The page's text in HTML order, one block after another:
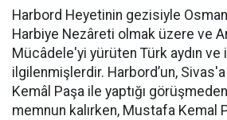
Harbord Heyetinin gezisiyle
Harbiye Nezâreti olmak üzere ve
Mücâdele'yi yürüten Türk aydın ve
ilgilenmişlerdir. Harbord’un,
Kemâl Paşa ile yaptığı
memnun kalırken, Mustafa Kemal